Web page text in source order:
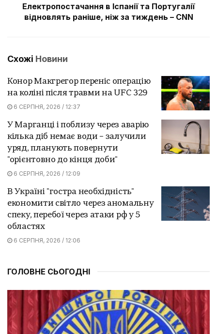
Електропостачання в Іспанії та Португалії
відновлять раніше, ніж за тиждень – CNN
Схожі Новини
Конор Макгрегор переніс операцію
на коліні після травми на UFC 329
6 СЕРПНЯ, 2026 / 12:37
У Марганці і поблизу через аварію
кілька діб немає води – залучили
уряд, планують повернути
"орієнтовно до кінця доби"
6 СЕРПНЯ, 2026 / 12:09
В Україні "гостра необхідність"
економити світло через аномальну
спеку, перебої через атаки рф у 5
областях
6 СЕРПНЯ, 2026 / 12:06
ГОЛОВНЕ СЬОГОДНІ